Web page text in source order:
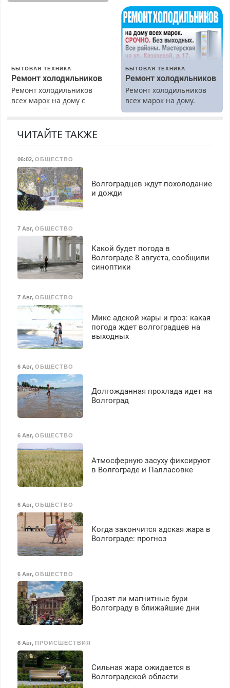
Предусмотрены скидки.
(мужчины, женщины).
Прием по ТК РФ. График
работы любой.
Бесплатное проживание.
З/п – до 96000 рублей до
Ежемесячно
выплачивается денежная
премия. Возможно
бесплатное обучение,
получение документов,
безопасности с з/п до
БЫТОВАЯ ТЕХНИКА
Ремонт холодильников
Ремонт холодильников
всех марок на дому с
гарантией. Замена
Недорого. Без выходных.
БЫТОВАЯ ТЕХНИКА
Ремонт холодильников
Ремонт холодильников
всех марок на дому.
ЧИТАЙТЕ ТАКЖЕ
06:02, ОБЩЕСТВО
Волгоградцев ждут похолодание
и дожди
7 Авг, ОБЩЕСТВО
Какой будет погода в
Волгограде 8 августа, сообщили
синоптики
7 Авг, ОБЩЕСТВО
Микс адской жары и гроз: какая
погода ждет волгоградцев на
выходных
6 Авг, ОБЩЕСТВО
Долгожданная прохлада идет на
Волгоград
6 Авг, ОБЩЕСТВО
Атмосферную засуху фиксируют
в Волгограде и Палласовке
6 Авг, ОБЩЕСТВО
Когда закончится адская жара в
Волгограде: прогноз
6 Авг, ОБЩЕСТВО
Грозят ли магнитные бури
Волгограду в ближайшие дни
6 Авг, ПРОИСШЕСТВИЯ
Сильная жара ожидается в
Волгоградской области